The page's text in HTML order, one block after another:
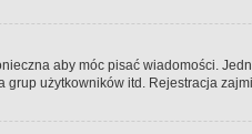
aby móc pisać wiadomości.
użytkowników itd. Rejestracja